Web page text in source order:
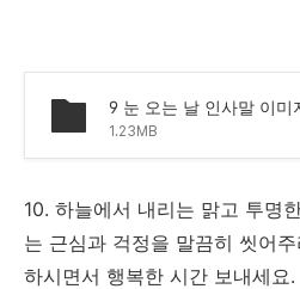
9 눈 오는 날 인사말 이
1.23MB
10. 하늘에서 내리는 맑고 투명
는 근심과 걱정을 말끔히 씻어
하시면서 행복한 시간 보내세요.